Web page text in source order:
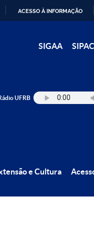
ACESSO À INFORMAÇÃO
SIGAA SIPAC
UFRB
e Cultura